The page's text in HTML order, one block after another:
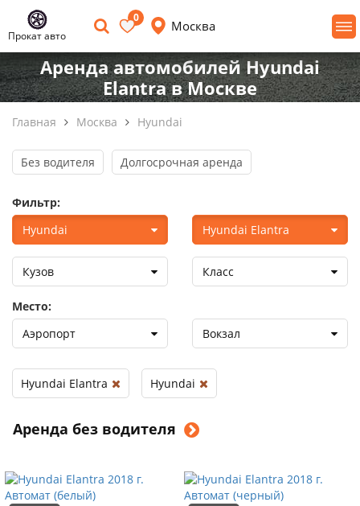
Прокат авто
0
Москва
Аренда автомобилей Hyundai
Elantra в Москве
Главная Москва Hyundai
Аренда без водителя
Без водителя Долгосрочная аренда
Фильтр:
Hyundai
Hyundai Elantra
Кузов Класс
Место:
Аэропорт
Вокзал
Hyundai Elantra Hyundai